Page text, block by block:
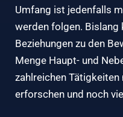
Umfang ist jedenfalls
werden folgen. Bislang
Beziehungen zu den
Menge Haupt- und
zahlreichen Tätigkeiten
erforschen und noch